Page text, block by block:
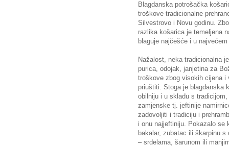
Blagdanska potrošačka
troškove tradicionalne
Silvestrovo i Novu godinu.
razlika košarica je temeljena
blaguje najčešće i u
Nažalost, neka tradicionalna
purica, odojak, janjetina za
troškove zbog visokih cijena i
priuštiti. Stoga je blagdanska
obilniju i u skladu s
zamjenske tj. jeftinije
zadovoljiti i tradiciju i
i onu najjeftiniju. Pokazalo se
bakalar, zubatac ili škarpinu
– srdelama, šarunom ili